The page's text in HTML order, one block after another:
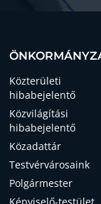
Közterületi
hibabejelentő
Közvilágítási
hibabejelentő
Közadattár
Testvérvárosaink
Polgármester